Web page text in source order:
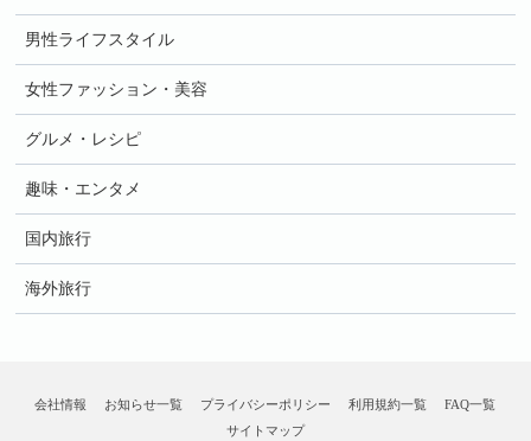
男性ライフスタイル
女性ファッション・美容
グルメ・レシピ
趣味・エンタメ
国内旅行
海外旅行
会社情報 お知らせ一覧 プライバシーポリシー 利用規約一覧
FAQ一覧
サイトマップ